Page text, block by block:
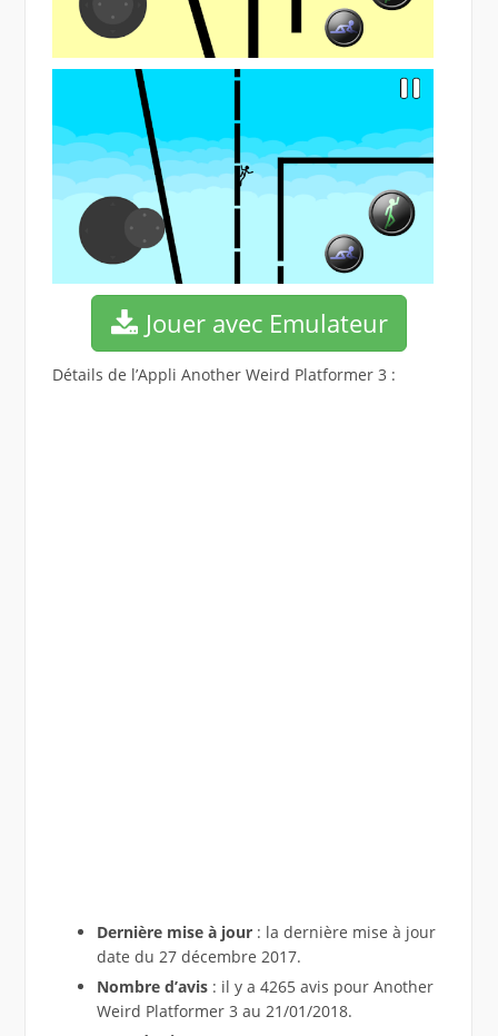
Jouer avec Emulateur
Détails de l’Appli Another Weird Platformer 3 :
Dernière mise à jour: la dernière mise à jour
date du 27 décembre 2017.
Nombre d’avis: il y a 4265 avis pour Another
Weird Platformer 3 au 21/01/2018.